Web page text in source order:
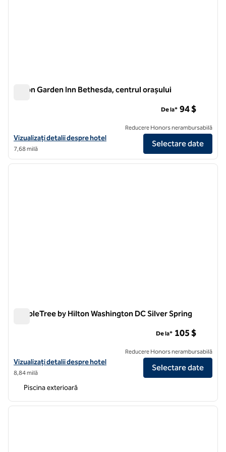
Hilton Garden Inn Bethesda, centrul orașului
Vizualizați detaliile hotelului Hilton Garden Inn Bethesda Downtown
Vizualizați detalii despre hotel
7,68 milă
De la* 94 $
Reducere Honors nerambursabilă
Selectare date
1/12
1 din 12
DoubleTree by Hilton Washington DC Silver Spring
Vizualizați detaliile hotelului DoubleTree by Hilton Washington DC
Vizualizați detalii despre hotel
8,84 milă
De la* 105 $
Reducere Honors nerambursabilă
Selectare date
Piscina exterioară
1 din 10